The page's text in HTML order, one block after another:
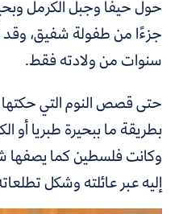
حول حيفا وجبل الكرمل
جزءًا من طفولة شفيق،
سنوات من ولادته فقط.
حتى قصص النوم التي حكتها
بطريقة ما ببحيرة طبريا أو
وكانت فلسطين كما يصفها
إليه عبر عائلته وشكل